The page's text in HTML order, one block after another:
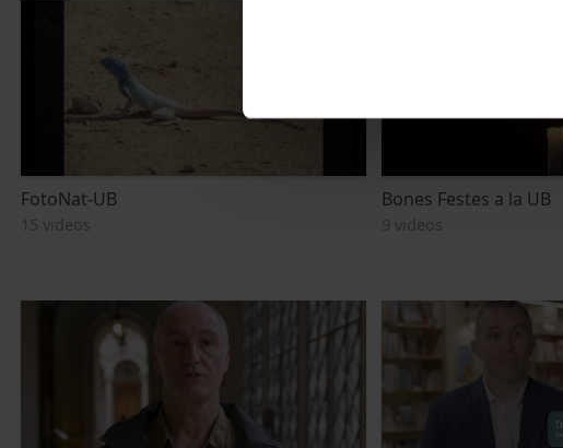
FotoNat-UB
15 videos
Bones Festes a la UB
9 videos